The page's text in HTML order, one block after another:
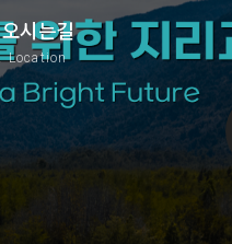
오시는길
Location